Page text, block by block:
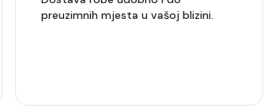
preuzimnih mjesta u vašoj blizini.